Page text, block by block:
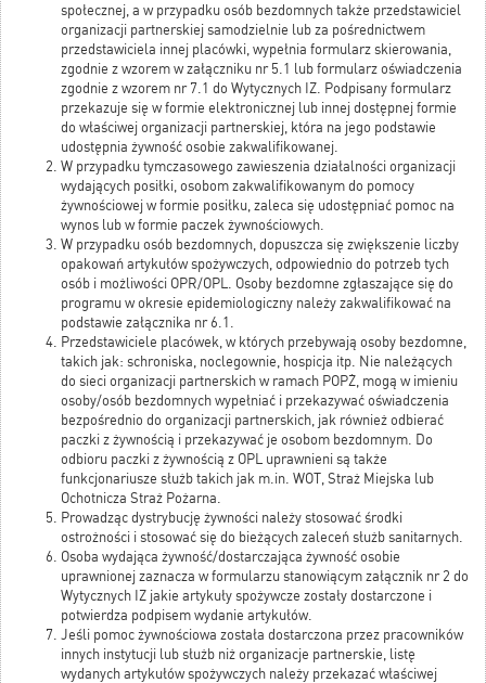
społecznej, a w przypadku osób bezdomnych także przedstawiciel
organizacji partnerskiej samodzielnie lub za pośrednictwem
przedstawiciela innej placówki, wypełnia formularz skierowania,
zgodnie z wzorem w załączniku nr 5.1 lub formularz oświadczenia
zgodnie z wzorem nr 7.1 do Wytycznych IZ. Podpisany formularz
przekazuje się w formie elektronicznej lub innej dostępnej formie
do właściwej organizacji partnerskiej, która na jego podstawie
udostępnia żywność osobie zakwalifikowanej.
W przypadku tymczasowego zawieszenia działalności organizacji
wydających posiłki, osobom zakwalifikowanym do pomocy
żywnościowej w formie posiłku, zaleca się udostępniać pomoc na
wynos lub w formie paczek żywnościowych.
W przypadku osób bezdomnych, dopuszcza się zwiększenie liczby
opakowań artykułów spożywczych, odpowiednio do potrzeb tych
osób i możliwości OPR/OPL. Osoby bezdomne zgłaszające się do
programu w okresie epidemiologiczny należy zakwalifikować na
podstawie załącznika nr 6.1.
Przedstawiciele placówek, w których przebywają osoby bezdomne,
takich jak: schroniska, noclegownie, hospicja itp. Nie należących
do sieci organizacji partnerskich w ramach POPŻ, mogą w imieniu
osoby/osób bezdomnych wypełniać i przekazywać oświadczenia
bezpośrednio do organizacji partnerskich, jak również odbierać
paczki z żywnością i przekazywać je osobom bezdomnym. Do
odbioru paczki z żywnością z OPL uprawnieni są także
funkcjonariusze służb takich jak m.in. WOT, Straż Miejska lub
Ochotnicza Straż Pożarna.
Prowadząc dystrybucję żywności należy stosować środki
ostrożności i stosować się do bieżących zaleceń służb sanitarnych.
Osoba wydająca żywność/dostarczająca żywność osobie
uprawnionej zaznacza w formularzu stanowiącym załącznik nr 2 do
Wytycznych IZ jakie artykuły spożywcze zostały dostarczone i
potwierdza podpisem wydanie artykułów.
Jeśli pomoc żywnościowa została dostarczona przez pracowników
innych instytucji lub służb niż organizacje partnerskie, listę
wydanych artykułów spożywczych należy przekazać właściwej